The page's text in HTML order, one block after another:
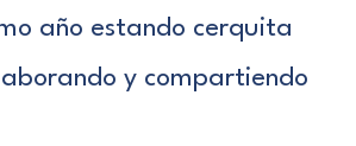
año estando cerquita
y compartiendo